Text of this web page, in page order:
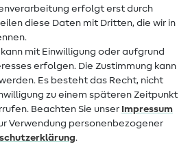
erfolgt erst durch
diese Daten mit Dritten, die wir in
mit Einwilligung oder aufgrund
erfolgen. Die Zustimmung kann
Es besteht das Recht, nicht
zu einem späteren Zeitpunkt
Beachten Sie unser Impressum
Verwendung personenbezogener
.